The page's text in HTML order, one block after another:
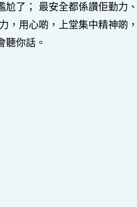
了； 最安全都係讚佢勤力、
，用心啲，上堂集中精神啲，
聽你話。